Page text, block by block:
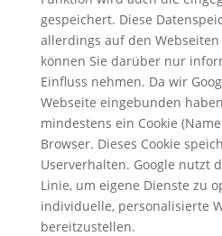
gespeichert. Diese
allerdings auf den
können Sie darüber nur
Einfluss nehmen. Da wir
Webseite eingebunden
mindestens ein Cookie
Browser. Dieses Cookie
Userverhalten. Google nutzt
Linie, um eigene Dienste zu
individuelle, personalisierte
bereitzustellen.